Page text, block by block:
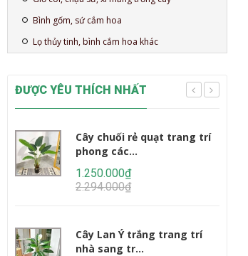
Bình gốm, sứ cắm hoa
Lọ thủy tinh, bình cắm hoa khác
ĐƯỢC YÊU THÍCH NHẤT
Cây chuối rẻ quạt trang trí
phong các...
1.250.000₫
2.294.000₫
Cây Lan Ý trắng trang trí
nhà sang tr...